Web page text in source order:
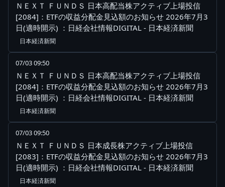
ＮＥＸＴ ＦＵＮＤＳ 日本高配当株アクティブ上場投信
[2084]：ETFの収益分配金見込額のお知らせ 2026年7月3
日(適時開示) ：日経会社情報DIGITAL - 日本経済新聞
日本経済新聞
07/03 09:50
ＮＥＸＴ ＦＵＮＤＳ 日本高配当株アクティブ上場投信
[2084]：ETFの収益分配金見込額のお知らせ 2026年7月3
日(適時開示) ：日経会社情報DIGITAL - 日本経済新聞
日本経済新聞
07/03 09:50
ＮＥＸＴ ＦＵＮＤＳ 日本成長株アクティブ上場投信
[2083]：ETFの収益分配金見込額のお知らせ 2026年7月3
日(適時開示) ：日経会社情報DIGITAL - 日本経済新聞
日本経済新聞